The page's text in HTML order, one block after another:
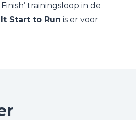
trainingsloop in de
Start to Run is er voor